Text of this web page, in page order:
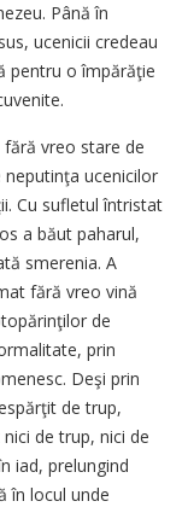
Până în
ucenicii credeau
pentru o împărăţie
vreo stare de
ucenicilor
Cu sufletul întristat
a băut paharul,
smerenia. A
fără vreo vină
de
prin
Deşi prin
de trup,
de trup, nici de
iad, prelungind
în locul unde